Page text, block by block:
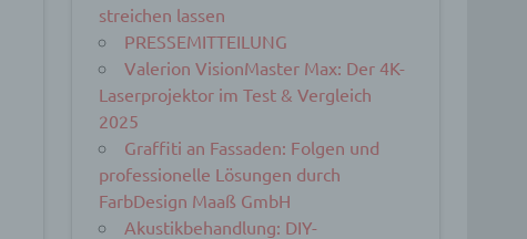
streichen lassen
PRESSEMITTEILUNG
Valerion VisionMaster Max: Der 4K-
Laserprojektor im Test & Vergleich
2025
Graffiti an Fassaden: Folgen und
professionelle Lösungen durch
FarbDesign Maaß GmbH
Akustikbehandlung: DIY-